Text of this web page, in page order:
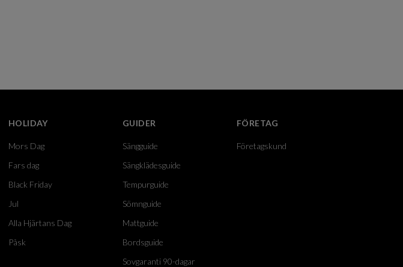
HOLIDAY
Mors Dag
Fars dag
Black Friday
Jul
Alla Hjärtans Dag
Påsk
GUIDER
Sängguide
Sängklädesguide
Tempurguide
Sömnguide
Mattguide
Bordsguide
Sovgaranti 90-dagar
FÖRETAG
Företagskund